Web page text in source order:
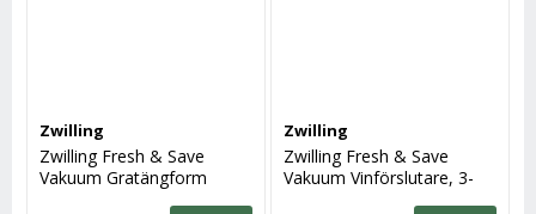
Zwilling
Zwilling Fresh & Save
Vakuum Gratängform
Zwilling
Zwilling Fresh & Save
Vakuum Vinförslutare, 3-